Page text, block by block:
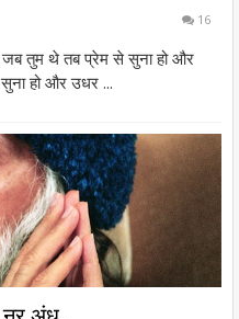
16
जब तुम थे तब प्रेम से सुना हो और
हो और उधर ...